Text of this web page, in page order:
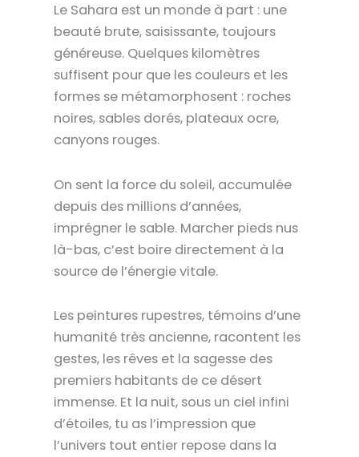
Le Sahara est un monde à part : une
beauté brute, saisissante, toujours
généreuse. Quelques kilomètres
suffisent pour que les couleurs et les
formes se métamorphosent : roches
noires, sables dorés, plateaux ocre,
canyons rouges.
On sent la force du soleil, accumulée
depuis des millions d’années,
imprégner le sable. Marcher pieds nus
là-bas, c’est boire directement à la
source de l’énergie vitale.
Les peintures rupestres, témoins d’une
humanité très ancienne, racontent les
gestes, les rêves et la sagesse des
premiers habitants de ce désert
immense. Et la nuit, sous un ciel infini
d’étoiles, tu as l’impression que
l’univers tout entier repose dans la